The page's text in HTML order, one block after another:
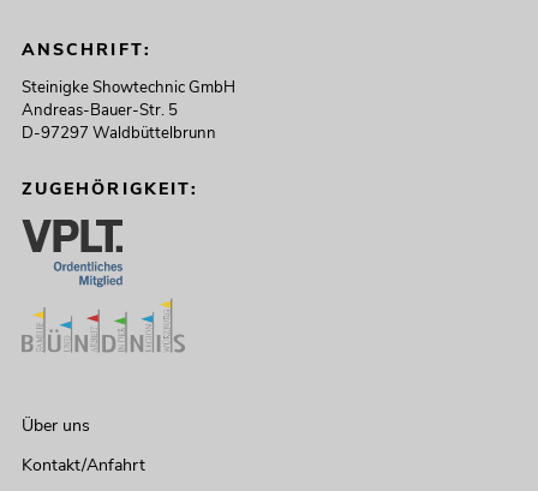
ANSCHRIFT:
Steinigke Showtechnic GmbH
Andreas-Bauer-Str. 5
D-97297 Waldbüttelbrunn
ZUGEHÖRIGKEIT:
Über uns
Kontakt/Anfahrt